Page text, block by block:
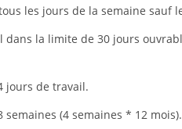
les jours de la semaine sauf
dans la limite de 30 jours
jours de travail.
(4 semaines * 12 mois).